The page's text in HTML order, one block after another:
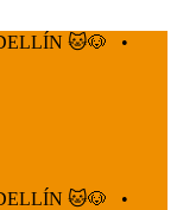
🐱🐶
•
🐱🐶
•